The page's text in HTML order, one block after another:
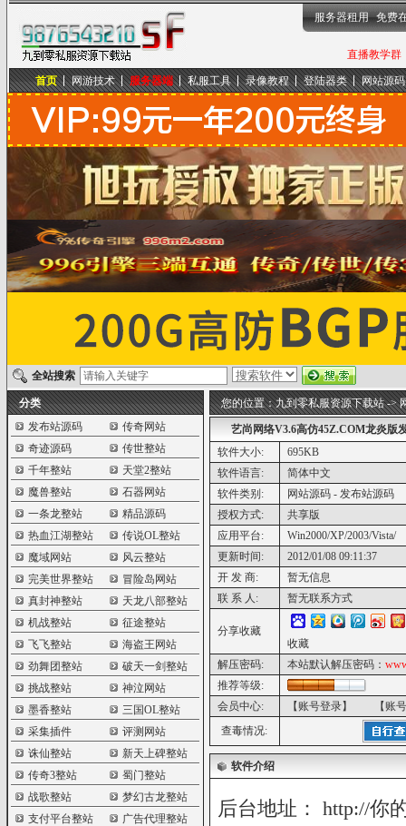
九到零私服资源下载站
直播教学群
服务器租用 免费
首页 网游技术 服务器端 私服工具 录像教程 登陆器类 网站源码
全站搜索
分类
发布站源码
传奇网站
奇迹源码
传世整站
千年整站
天堂2整站
魔兽整站
石器网站
一条龙整站
精品源码
热血江湖整站
传说OL整站
魔域网站
风云整站
完美世界整站
冒险岛网站
真封神整站
天龙八部整站
机战整站
征途整站
飞飞整站
海盗王网站
劲舞团整站
破天一剑整站
挑战整站
神泣网站
墨香整站
三国OL整站
采集插件
评测网站
诛仙整站
新天上碑整站
传奇3整站
蜀门整站
战歌整站
梦幻古龙整站
支付平台整站
广告代理整站
您的位置：九到零私服资源下载站->
艺尚网络V3.6高仿45Z.COM龙炎版
软件大小:
695KB
软件语言:
简体中文
软件类别:
网站源码 - 发布站源码
授权方式:
共享版
应用平台:
Win2000/XP/2003/Vista/
更新时间:
2012/01/08 09:11:37
开 发 商:
暂无信息
联 系 人:
暂无联系方式
分享收藏
收藏
解压密码:
本站默认解压密码：
推荐等级:
会员中心:
【账号登录】
【账
查毒情况:
软件介绍
后台地址： http://你